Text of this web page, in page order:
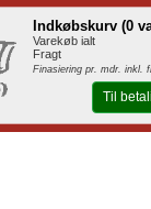
Indkøbskurv (0
Varekøb ialt
Fragt
Finasiering pr. mdr. inkl.
Til